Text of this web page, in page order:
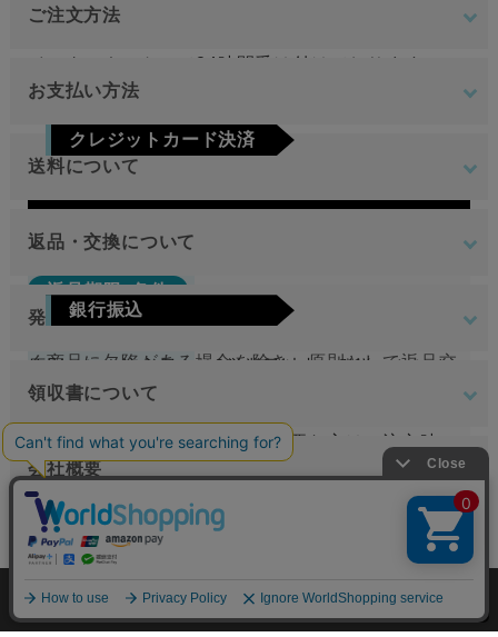
メッシュ加工
オーダーメイド
見積もり
今すぐ相談
ご注文方法
インターネットにて24時間受け付けております。
日のみです。
お支払い方法
クレジットカード決済
Visa Mastercard JCB
AMEX
銀行振込
ご注文確定後7日以内に指定の口座へお振込みを
お願いいたします。ご入金確認後の商品手配と
なります。ご入金確認後から4～5日営業日以内
の商品手配となります。手数料はご負担をお願
いいたします。
楽天銀行決済
注文確認画面の後に、楽天銀行決済のログイン
送料について
地域
東北
関東
近畿
中国
四国
九州
沖縄
4,400円（税込）
返品・交換について
返品期限･条件
切り売り商品やメーカー取り寄せ商品の場合、著し
く商品に欠陥がある場合を除き、原則として返品交
換を受け付けておりません。
返品期限･条件
切り売り商品やメーカー取り寄せ商品の場合、著し
く商品に欠陥がある場合を除き、原則として返品交
換を受け付けておりません。
発送について
原則として注文日より2営業日以内に発送いたしま
す。
万が一、在庫切れの場合は改めてこちらからご連絡
させて頂きます。
下記の選択肢からご希望の配送時間をご指定頂
午前
領収書について
領収書（納品書、請求書）が必要な方はご注文時に
お申し付けください。
会社概要
運営会社
tantore株式会社
個人情報の取り扱いについて 特定商取引法に関する表示